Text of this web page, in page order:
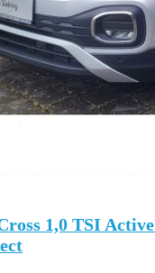
1,0 TSI